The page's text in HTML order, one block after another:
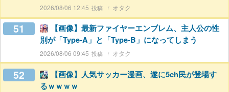
2026/08/06 12:45 オタク
51
【画像】最新ファイヤーエンブレム、主人公の性
別が「Type-A」と「Type-B」になってしまう
2026/08/06 09:45 オタク
52
【画像】人気サッカー漫画、遂に5ch民が登場す
るｗｗｗｗ